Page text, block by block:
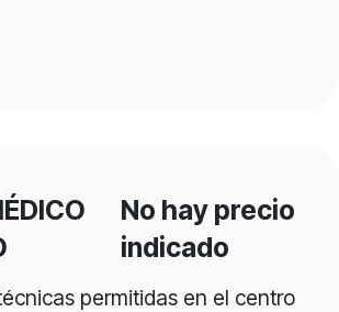
No hay precio
indicado
permitidas en el centro